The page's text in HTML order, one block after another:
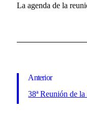
La agenda de la
Anterior
38ª Reunión de